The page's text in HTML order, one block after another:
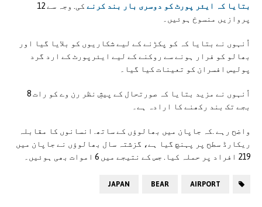
بتایا کہ ایئر پورٹ کو دوسری بار بند کرنے
کی. وجہ سے 12
پروازیں منسوخ ہوئیں۔
اُنہوں نے بتایا کہ کو پکڑنے کے لیے شکاریوں کو بلایا گیا اور
بھالو کو فرار ہونے سے روکنے کے لیے ایئرپورٹ کے ارد گرد
پولیس افسران کو تعینات کیا گیا۔
اُنہوں نے مزید بتایا کہ صورتحال کے پیشِ نظر رن وے کو رات 8
بجے تک بند رکھنے کا ارادہ ہے۔
واضح رہے .کہ جاپان میں بھالوؤں کے ساتھ. انسانوں کا مقابلہ
ریکارڈ سطح پر پہنچ گیا ہے، گزشتہ سال بھالوؤں نے جاپان میں
219 افراد پر حملہ کیا. جس کے نتیجے میں 6 اموات بھی ہوئیں۔
AIRPORT
BEAR
JAPAN